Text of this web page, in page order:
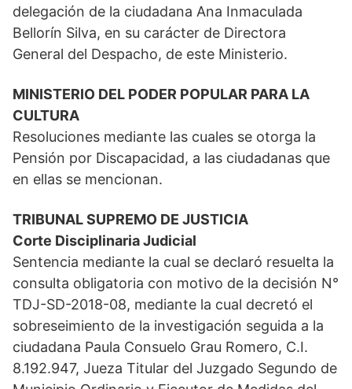
delegación de la ciudadana Ana Inmaculada
Bellorín Silva, en su carácter de Directora
General del Despacho, de este Ministerio.
MINISTERIO DEL PODER POPULAR PARA LA
CULTURA
Resoluciones mediante las cuales se otorga la
Pensión por Discapacidad, a las ciudadanas que
en ellas se mencionan.
TRIBUNAL SUPREMO DE JUSTICIA
Corte Disciplinaria Judicial
Sentencia mediante la cual se declaró resuelta la
consulta obligatoria con motivo de la decisión N°
TDJ-SD-2018-08, mediante la cual decretó el
sobreseimiento de la investigación seguida a la
ciudadana Paula Consuelo Grau Romero, C.I.
8.192.947, Jueza Titular del Juzgado Segundo de